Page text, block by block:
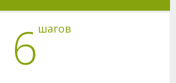
6 шагов